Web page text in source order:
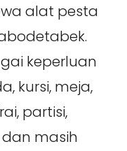
alat pesta
keperluan
kursi, meja,
partisi,
masih